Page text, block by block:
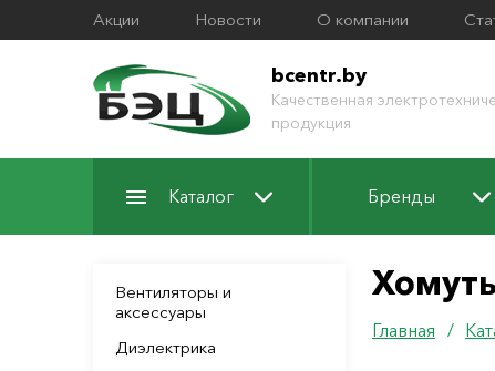
Акции Новости О компании
bcentr.by
Качественная
продукция
Каталог Бренды
Вентиляторы и
аксессуары
Диэлектрика
Главная /